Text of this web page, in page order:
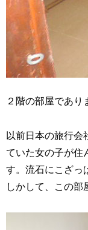
２階の部屋であり
以前日本の旅行会
ていた女の子が住
す。流石にこざっ
しかして、この部